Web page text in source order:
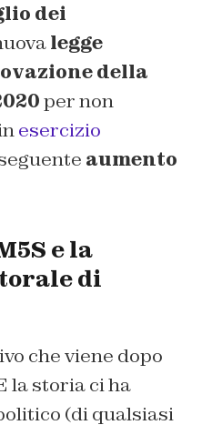
dei
legge
della
per non
esercizio
aumento
e la
di
che viene dopo
la storia ci ha
(di qualsiasi